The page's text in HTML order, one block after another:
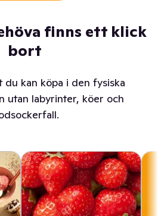
finns ett klick
bort
du kan köpa i den fysiska
utan labyrinter, köer och